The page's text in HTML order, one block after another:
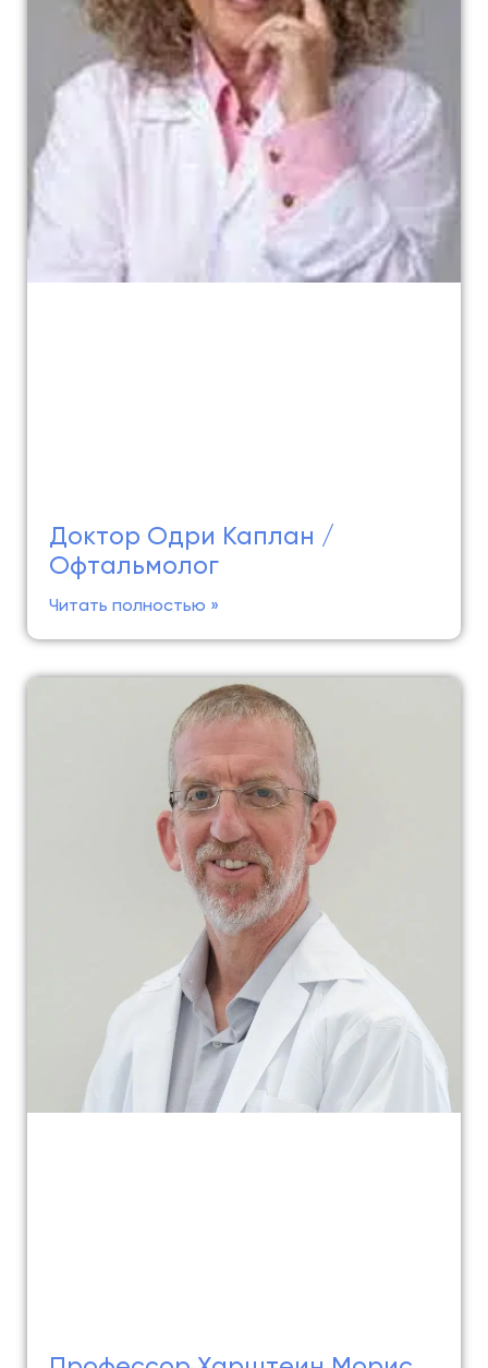
Доктор Одри Каплан /
Офтальмолог
Читать полностью »